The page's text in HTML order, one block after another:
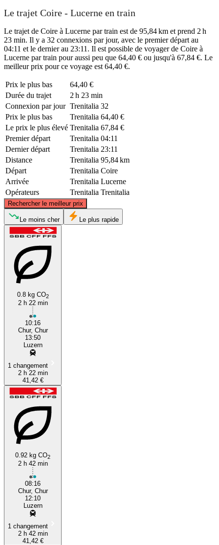
Le trajet Coire - Lucerne en train
Le trajet de Coire à Lucerne par train est de 95,84 km et prend 2 h
23 min. Il y a 32 connexions par jour, avec le premier départ au
04:11 et le dernier au 23:11. Il est possible de voyager de Coire à
Lucerne par train pour aussi peu que 64,40 € ou jusqu'à 67,84 €. Le
meilleur prix pour ce voyage est 64,40 €.
Prix ​​le plus bas
64,40 €
Durée du trajet
2 h 23 min
Connexion par jour Trenitalia 32
Prix ​​le plus bas
Trenitalia 64,40 €
Le prix le plus élevé Trenitalia 67,84 €
Premier départ
Trenitalia 04:11
Dernier départ
Trenitalia 23:11
Distance
Trenitalia 95,84 km
Départ
Trenitalia Coire
Arrivée
Trenitalia Lucerne
Opérateurs
Trenitalia Trenitalia
Rechercher le meilleur prix
Lucerne
©CARTO
Le moins cher Le plus rapide
0.8 kg CO2
2 h 22 min
10:16
Chur, Chur
13:50
Luzern
1 changement
2 h 22 min
41,42 €
0.92 kg CO2
2 h 42 min
08:16
Chur, Chur
12:10
Luzern
1 changement
2 h 42 min
41,42 €